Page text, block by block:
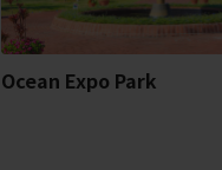
Ocean Expo Park